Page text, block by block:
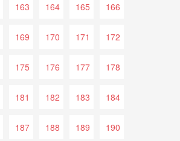
163 164 165 166
169 170 171 172
175 176 177 178
181 182 183 184
187 188 189 190